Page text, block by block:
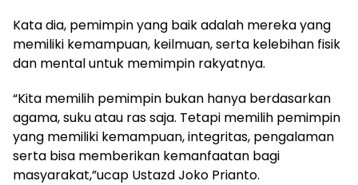
Kata dia, pemimpin yang baik adalah mereka yang
memiliki kemampuan, keilmuan, serta kelebihan fisik
dan mental untuk memimpin rakyatnya.
“Kita memilih pemimpin bukan hanya berdasarkan
agama, suku atau ras saja. Tetapi memilih pemimpin
yang memiliki kemampuan, integritas, pengalaman
serta bisa memberikan kemanfaatan bagi
masyarakat,”ucap Ustazd Joko Prianto.